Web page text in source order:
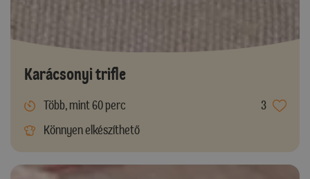
Karácsonyi trifle
Több, mint 60 perc
3
Könnyen elkészíthető